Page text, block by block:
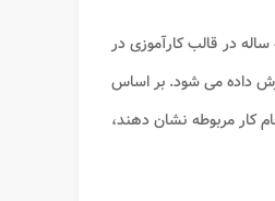
2.5 تا 4 ساله در قالب کارآموزی در
داده می شود. بر اساس
کار مربوطه نشان دهند،